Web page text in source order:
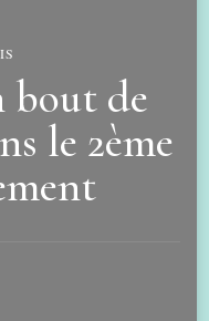
bout de
le 2ème